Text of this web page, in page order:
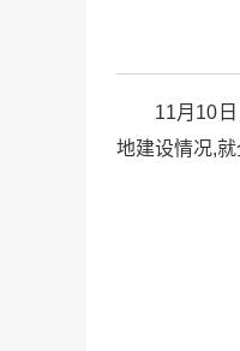
11月10
地建设情况,